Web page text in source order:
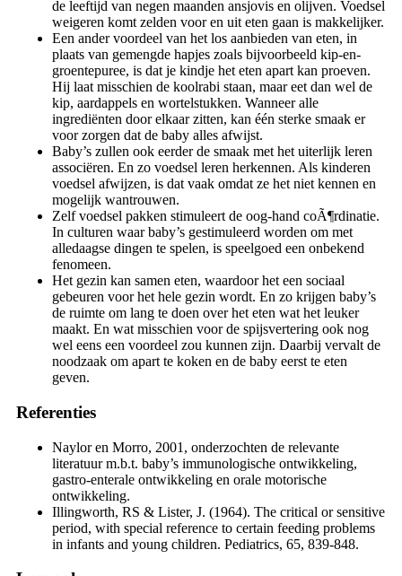
de leeftijd van negen maanden ansjovis en olijven. Voedsel
weigeren komt zelden voor en uit eten gaan is makkelijker.
Een ander voordeel van het los aanbieden van eten, in
plaats van gemengde hapjes zoals bijvoorbeeld kip-en-
groentepuree, is dat je kindje het eten apart kan proeven.
Hij laat misschien de koolrabi staan, maar eet dan wel de
kip, aardappels en wortelstukken. Wanneer alle
ingrediënten door elkaar zitten, kan één sterke smaak er
voor zorgen dat de baby alles afwijst.
Baby’s zullen ook eerder de smaak met het uiterlijk leren
associëren. En zo voedsel leren herkennen. Als kinderen
voedsel afwijzen, is dat vaak omdat ze het niet kennen en
mogelijk wantrouwen.
Zelf voedsel pakken stimuleert de oog-hand coÃ¶rdinatie.
In culturen waar baby’s gestimuleerd worden om met
alledaagse dingen te spelen, is speelgoed een onbekend
fenomeen.
Het gezin kan samen eten, waardoor het een sociaal
gebeuren voor het hele gezin wordt. En zo krijgen baby’s
de ruimte om lang te doen over het eten wat het leuker
maakt. En wat misschien voor de spijsvertering ook nog
wel eens een voordeel zou kunnen zijn. Daarbij vervalt de
noodzaak om apart te koken en de baby eerst te eten
geven.
Referenties
Naylor en Morro, 2001, onderzochten de relevante
literatuur m.b.t. baby’s immunologische ontwikkeling,
gastro-enterale ontwikkeling en orale motorische
ontwikkeling.
Illingworth, RS & Lister, J. (1964). The critical or sensitive
period, with special reference to certain feeding problems
in infants and young children. Pediatrics, 65, 839-848.